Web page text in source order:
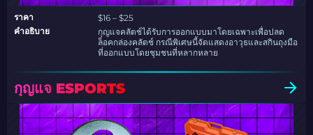
ราคา
$16 – $25
คำอธิบาย
กุญแจคลัตช์ได้รับการออกแบบมาโดยเฉพาะเพื่อปลด
ล็อคกล่องคลัตช์ กรณีพิเศษนี้จัดแสดงอาวุธและสกินถุงมือ
ที่ออกแบบโดยชุมชนที่หลากหลาย
กุญแจ ESPORTS